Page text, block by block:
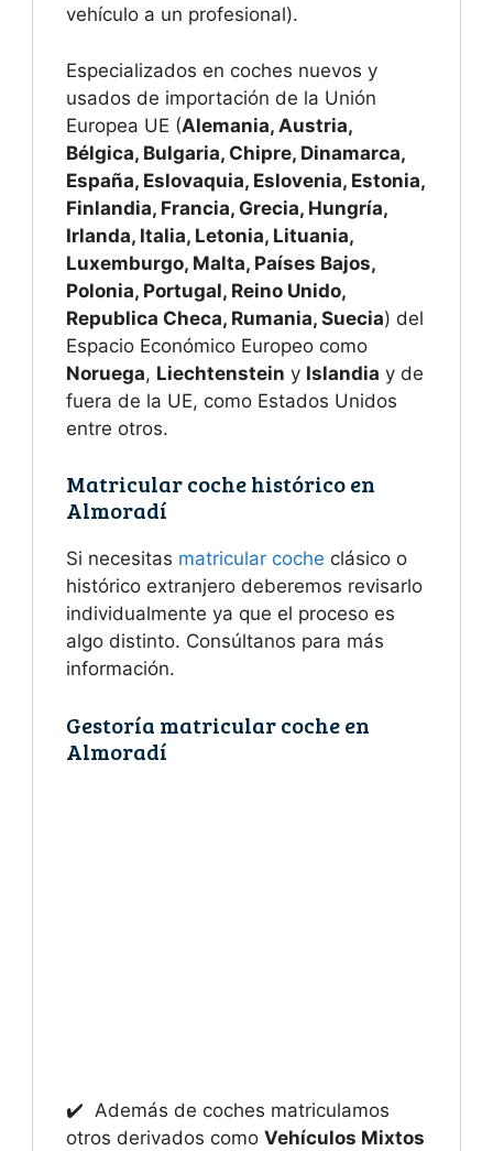
vehículo a un profesional).
Especializados en coches nuevos y
usados de importación de la Unión
Europea UE (Alemania, Austria,
Bélgica, Bulgaria, Chipre, Dinamarca,
España, Eslovaquia, Eslovenia, Estonia,
Finlandia, Francia, Grecia, Hungría,
Irlanda, Italia, Letonia, Lituania,
Luxemburgo, Malta, Países Bajos,
Polonia, Portugal, Reino Unido,
Republica Checa, Rumania, Suecia) del
Espacio Económico Europeo como
Noruega, Liechtenstein y Islandia y de
fuera de la UE, como Estados Unidos
entre otros.
Matricular coche histórico en
Almoradí
Si necesitas matricular coche clásico o
histórico extranjero deberemos revisarlo
individualmente ya que el proceso es
algo distinto. Consúltanos para más
información.
Gestoría matricular coche en
Almoradí
✔️ Además de coches matriculamos
otros derivados como Vehículos Mixtos